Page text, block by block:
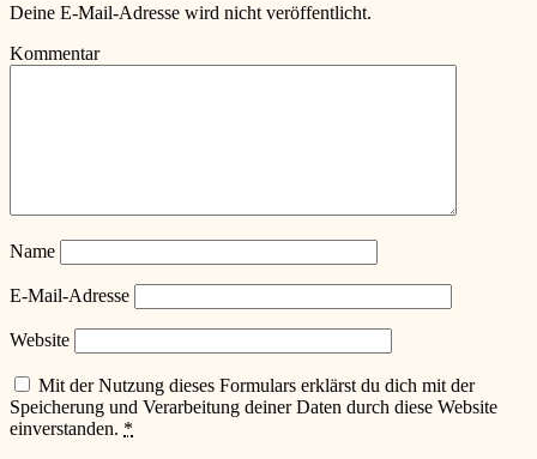
Deine E-Mail-Adresse wird nicht veröffentlicht.
Kommentar
Name
E-Mail-Adresse
Website
Mit der Nutzung dieses Formulars erklärst du dich mit der
Speicherung und Verarbeitung deiner Daten durch diese Website
einverstanden. *